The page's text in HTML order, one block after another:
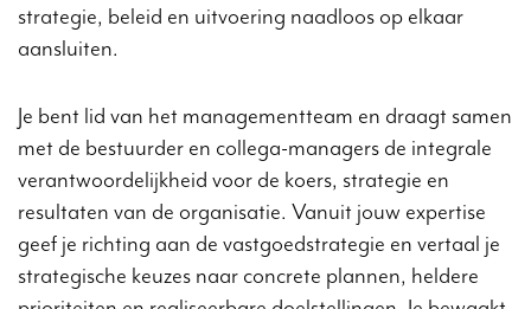
strategie, beleid en uitvoering naadloos op elkaar
aansluiten.
Je bent lid van het managementteam en draagt samen
met de bestuurder en collega-managers de integrale
verantwoordelijkheid voor de koers, strategie en
resultaten van de organisatie. Vanuit jouw expertise
geef je richting aan de vastgoedstrategie en vertaal je
strategische keuzes naar concrete plannen, heldere